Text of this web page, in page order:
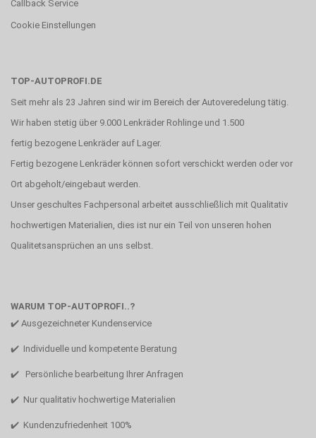
Callback Service
Cookie Einstellungen
TOP-AUTOPROFI.DE
Seit mehr als 23 Jahren sind wir im Bereich der Autoveredelung tätig.
Wir haben stetig über 9.000 Lenkräder Rohlinge und 1.500
fertig bezogene Lenkräder auf Lager.
Fertig bezogene Lenkräder können sofort verschickt werden oder vor
Ort abgeholt/eingebaut werden.
Unser geschultes Fachpersonal arbeitet ausschließlich mit Qualitativ
hochwertigen Materialien, dies ist nur ein Teil von unseren hohen
Qualitetsansprüchen an uns selbst.
WARUM TOP-AUTOPROFI..?
✔️ Ausgezeichneter Kundenservice
✔️ Individuelle und kompetente Beratung
✔️ Persönliche bearbeitung Ihrer Anfragen
✔️ Nur qualitativ hochwertige Materialien
✔️ Kundenzufriedenheit 100%